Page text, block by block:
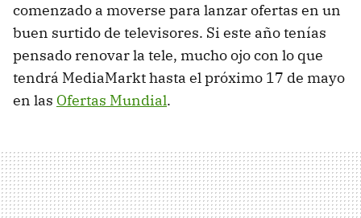
comenzado a moverse para lanzar ofertas en un
buen surtido de televisores. Si este año tenías
pensado renovar la tele, mucho ojo con lo que
tendrá MediaMarkt hasta el próximo 17 de mayo
en las Ofertas Mundial.